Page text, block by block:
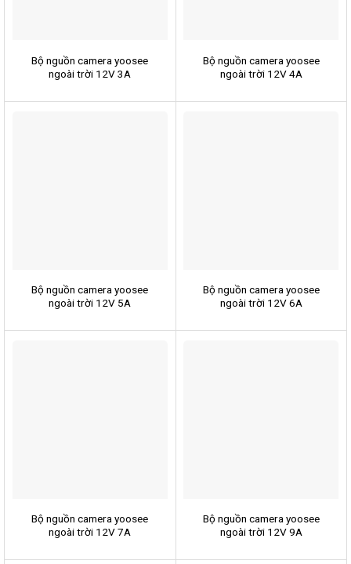
Bộ nguồn camera yoosee
ngoài trời 12V 3A
Bộ nguồn camera yoosee
ngoài trời 12V 4A
Bộ nguồn camera yoosee
ngoài trời 12V 5A
Bộ nguồn camera yoosee
ngoài trời 12V 6A
Bộ nguồn camera yoosee
ngoài trời 12V 7A
Bộ nguồn camera yoosee
ngoài trời 12V 9A